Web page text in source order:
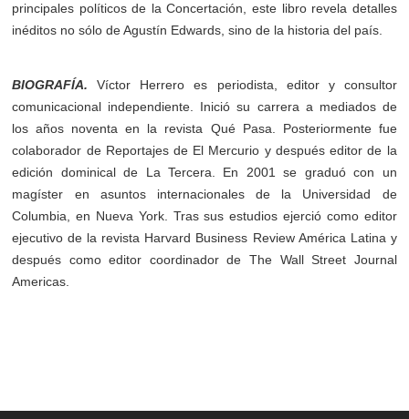
principales políticos de la Concertación, este libro revela detalles
inéditos no sólo de Agustín Edwards, sino de la historia del país.
BIOGRAFÍA. Víctor Herrero es periodista, editor y consultor
comunicacional independiente. Inició su carrera a mediados de
los años noventa en la revista Qué Pasa. Posteriormente fue
colaborador de Reportajes de El Mercurio y después editor de la
edición dominical de La Tercera. En 2001 se graduó con un
magíster en asuntos internacionales de la Universidad de
Columbia, en Nueva York. Tras sus estudios ejerció como editor
ejecutivo de la revista Harvard Business Review América Latina y
después como editor coordinador de The Wall Street Journal
Americas.